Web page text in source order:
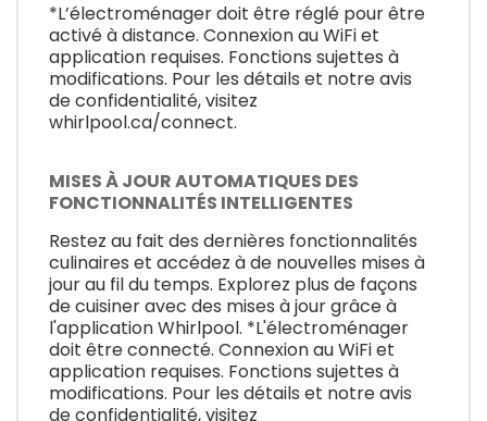
*L’électroménager doit être réglé pour être
activé à distance. Connexion au WiFi et
application requises. Fonctions sujettes à
modifications. Pour les détails et notre avis
de confidentialité, visitez
whirlpool.ca/connect.
MISES À JOUR AUTOMATIQUES DES
FONCTIONNALITÉS INTELLIGENTES
Restez au fait des dernières fonctionnalités
culinaires et accédez à de nouvelles mises à
jour au fil du temps. Explorez plus de façons
de cuisiner avec des mises à jour grâce à
l'application Whirlpool. *L'électroménager
doit être connecté. Connexion au WiFi et
application requises. Fonctions sujettes à
modifications. Pour les détails et notre avis
de confidentialité, visitez